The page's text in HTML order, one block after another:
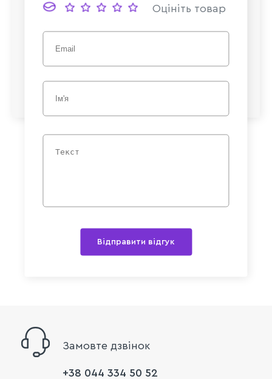
Оцініть товар
Відправити відгук
Замовте дзвінок
+38 044 334 50 52